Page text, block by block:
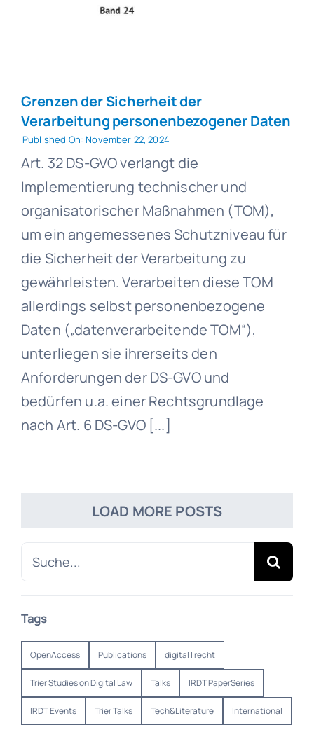
Grenzen der Sicherheit der
Verarbeitung personenbezogener Daten
Published On: November 22, 2024
Art. 32 DS-GVO verlangt die
Implementierung technischer und
organisatorischer Maßnahmen (TOM),
um ein angemessenes Schutzniveau für
die Sicherheit der Verarbeitung zu
gewährleisten. Verarbeiten diese TOM
allerdings selbst personenbezogene
Daten („datenverarbeitende TOM“),
unterliegen sie ihrerseits den
Anforderungen der DS-GVO und
bedürfen u.a. einer Rechtsgrundlage
nach Art. 6 DS-GVO [...]
LOAD MORE POSTS
Search
Tags
OpenAccess Publications digital | recht
Trier Studies on Digital Law Talks IRDT PaperSeries
IRDT Events Trier Talks Tech&Literature International